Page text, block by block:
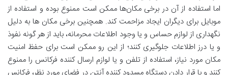
اما استفاده از آن در برخی مکان‌ها ممکن است ممنوع بوده و استفاده از
موبایل برای دیگران ایجاد مزاحمت کند. همچنین برخی مکان ها به دلیل
نگهداری از لوازم حساس و یا وجود اطلاعات محرمانه، باید از هر گونه نفوذ
و یا درز اطلاعات جلوگیری کنند؛ از این رو ممکن است برای حفظ امنیت
مکان مورد نیاز، استفاده از تلفن و یا لوازم ارسال کننده فرکانس را ممنوع